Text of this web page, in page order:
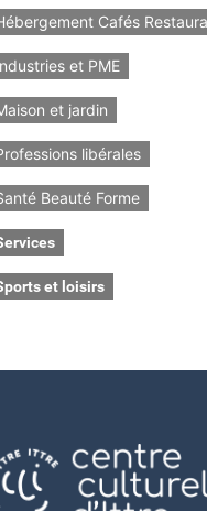
Cafés
et PME
et jardin
libérales
Beauté Forme
et loisirs